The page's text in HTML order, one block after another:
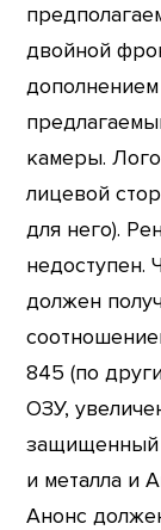
двойной
камеры.
лицевой
для него).
недоступен.
должен
845 (по
ОЗУ,
защищенный
и металла и
Анонс